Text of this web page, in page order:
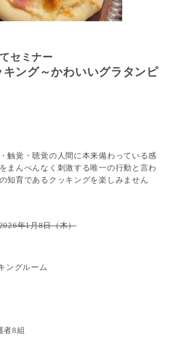
セミナー
キング～かわいいグラタンピ
触覚・聴覚の人間に本来備わっている感
まんべんなく刺激する唯一の行動と言わ
知育であるクッキングを楽しみません
年1月8日（木）
ングルーム
者8組